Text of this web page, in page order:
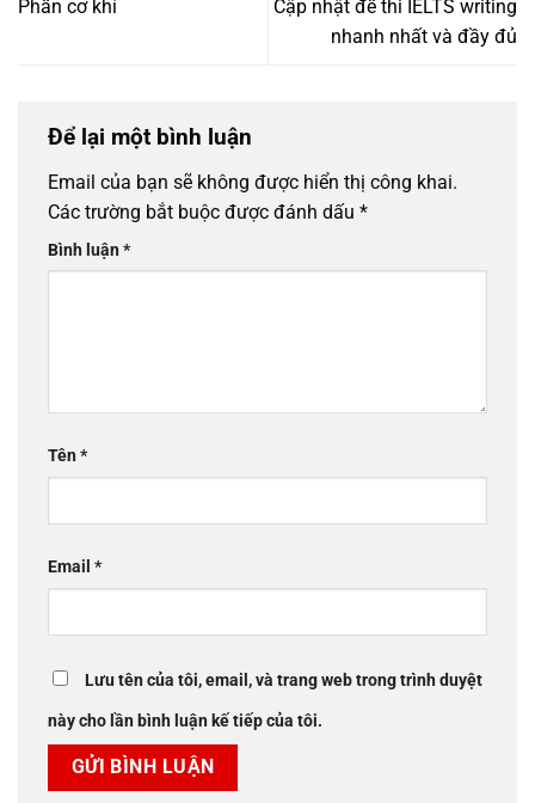
Phần cơ khí
Cập nhật đề thi IELTS writing
nhanh nhất và đầy đủ
Để lại một bình luận
Email của bạn sẽ không được hiển thị công khai.
Các trường bắt buộc được đánh dấu *
Bình luận*
Tên*
Email *
Lưu tên của tôi, email, và trang web trong trình duyệt
này cho lần bình luận kế tiếp của tôi.